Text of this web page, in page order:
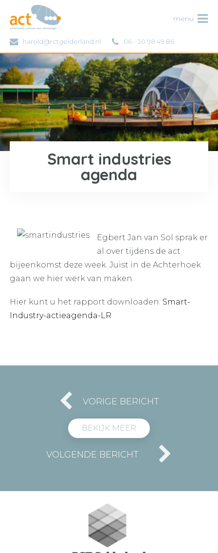
harold@rctgelderland.nl 06 - 30 98 49 86
ACT
Smart industries
agenda
Egbert Jan van Sol sprak er
al over tijdens de act
bijeenkomst deze week. Juist in de Achterhoek
gaan we hier werk van maken.
Hier kunt u het rapport downloaden: Smart-
Industry-actieagenda-LR
VORIGE BERICHT
BEKIJK MEER
VOLGENDE BERICHT
menu